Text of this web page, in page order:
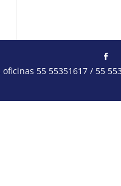
55 55351617 / 55